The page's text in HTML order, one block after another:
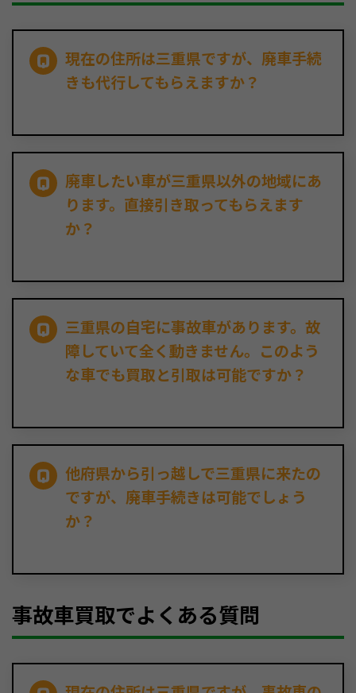
現在の住所は三重県ですが、廃車手続
きも代行してもらえますか？
廃車したい車が三重県以外の地域にあ
ります。直接引き取ってもらえます
か？
三重県の自宅に事故車があります。故
障していて全く動きません。このよう
な車でも買取と引取は可能ですか？
他府県から引っ越しで三重県に来たの
ですが、廃車手続きは可能でしょう
か？
事故車買取でよくある質問